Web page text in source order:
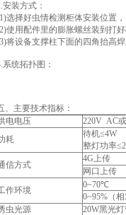
安装方式：
选择好虫情检测柜体安装位置
使用配件里的膨胀螺丝装到打
将设备支撑柱下面的四角抬高
系统拓扑图：
、主要技术指标：
电电压
220V AC
耗
待机≤4W
整灯功率
信方式
4G上传
网口上传
作环境
0~70℃
0~95%（
虫光源
20W黑光